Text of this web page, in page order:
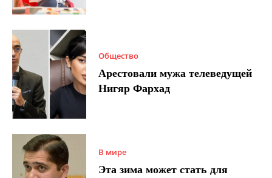
Общество
Арестовали мужа телеведущей
Нигяр Фархад
В мире
Эта зима может стать для